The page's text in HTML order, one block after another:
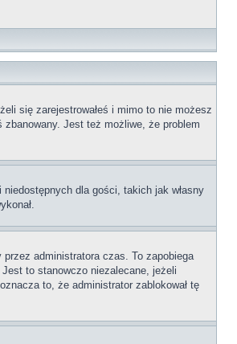
się zarejestrowałeś i mimo to nie możesz
Jest też możliwe, że problem
dla gości, takich jak własny
administratora czas. To zapobiega
to stanowczo niezalecane, jeżeli
to, że administrator zablokował tę